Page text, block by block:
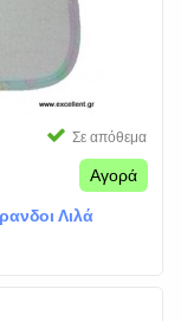
Σε απόθεμα
Αγορά
Λιλά